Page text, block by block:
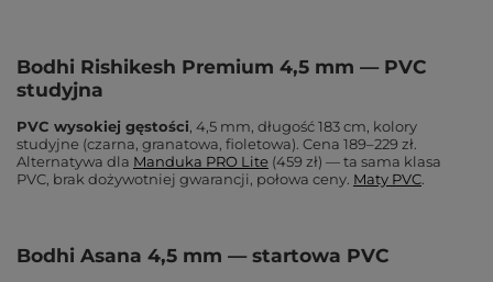
Bodhi Rishikesh Premium 4,5 mm — PVC
studyjna
PVC wysokiej gęstości, 4,5 mm, długość 183 cm, kolory
studyjne (czarna, granatowa, fioletowa). Cena 189–229 zł.
Alternatywa dla Manduka PRO Lite (459 zł) — ta sama klasa
PVC, brak dożywotniej gwarancji, połowa ceny. Maty PVC.
Bodhi Asana 4,5 mm — startowa PVC